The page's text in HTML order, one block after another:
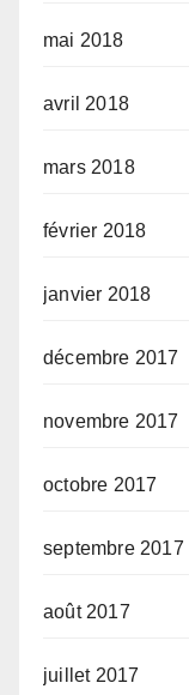
mai 2018
avril 2018
mars 2018
février 2018
janvier 2018
décembre 2017
novembre 2017
octobre 2017
septembre 2017
août 2017
juillet 2017